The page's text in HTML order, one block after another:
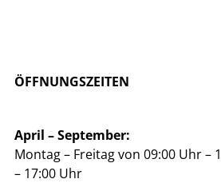
ÖFFNUNGSZEITEN
April – September:
Montag – Freitag von 09:00 Uhr –
– 17:00 Uhr